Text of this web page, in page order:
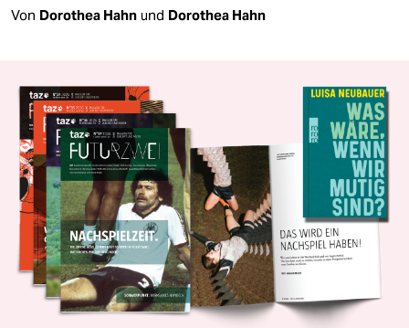
Von Dorothea Hahn und Dorothea Hahn